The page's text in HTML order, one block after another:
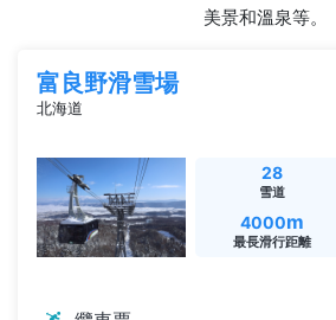
美景和溫泉等。
富良野滑雪場
北海道
28
雪道
4000m
最長滑行距離